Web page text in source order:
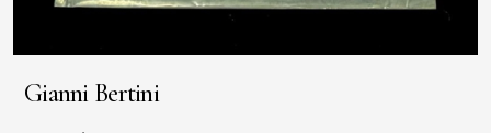
Gianni Bertini